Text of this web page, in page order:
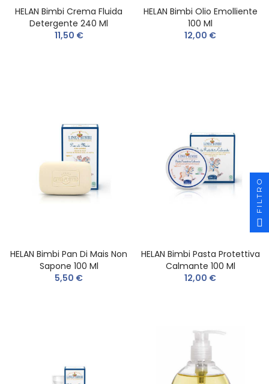
HELAN Bimbi Crema Fluida
Detergente 240 Ml
11,50 €
HELAN Bimbi Olio Emolliente
100 Ml
12,00 €
HELAN Bimbi Pan Di Mais Non
Sapone 100 Ml
5,50 €
HELAN Bimbi Pasta Protettiva
Calmante 100 Ml
12,00 €
FILTRO